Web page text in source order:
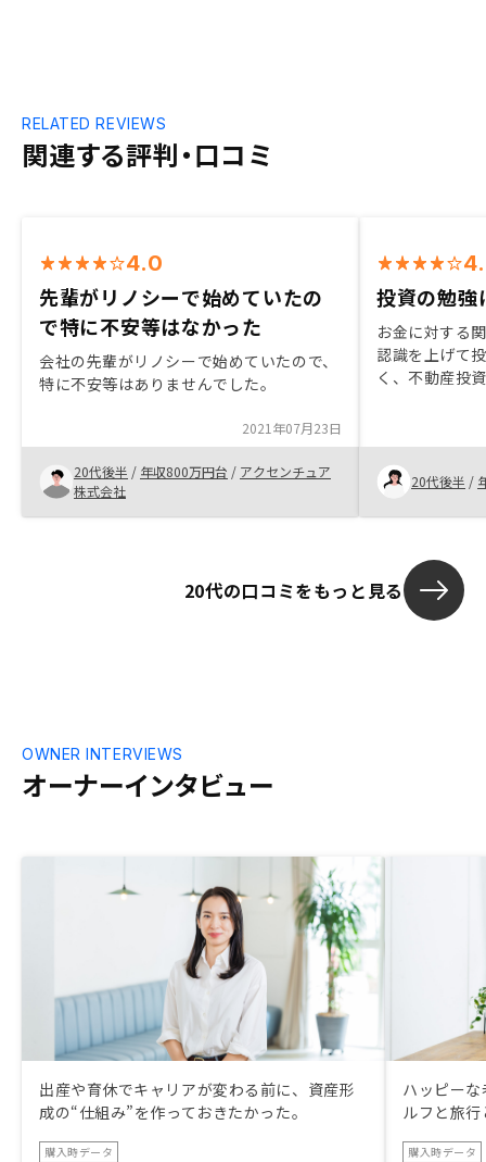
関連する評判・口コミ
RELATED REVIEWS
4.0
先輩がリノシーで始めていたの
で特に不安等はなかった
会社の先輩がリノシーで始めていたので、
特に不安等はありませんでした。
2021年07月23日
20代後半 / 年収800万円台 / アクセンチュア
株式会社
投資の勉強
お金に対する
認識を上げて
く、不動産投
ておりました
案を頂戴できた
20代後半 /
20代の口コミをもっと見る
オーナーインタビュー
OWNER INTERVIEWS
出産や育休でキャリアが変わる前に、資産形
成の“仕組み”を作っておきたかった。
購入時データ
ハッピー
ルフと旅
購入時データ